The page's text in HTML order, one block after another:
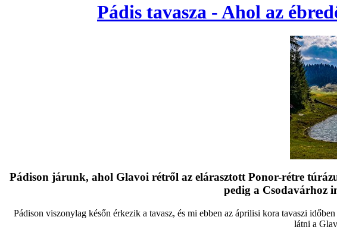
Pádis tavasza - Ahol az
Pádison járunk, ahol Glavoi rétről az elárasztott Ponor-rétre
pedig a Csodavárhoz
Pádison viszonylag későn érkezik a tavasz, és mi ebben az áprilisi kora tavaszi
látni a